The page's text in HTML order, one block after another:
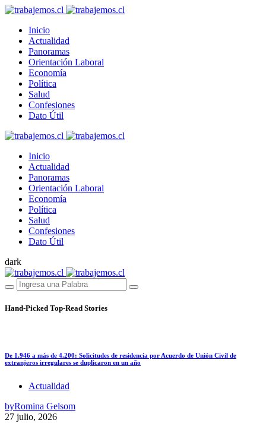
Inicio
Actualidad
Panoramas
Orientación Laboral
Economía
Política
Salud
Confesiones
Dato Útil
Inicio
Actualidad
Panoramas
Orientación Laboral
Economía
Política
Salud
Confesiones
Dato Útil
dark
Hand-Picked Top-Read Stories
De 1.946 a más de 4.200: Solicitudes de residencia por Acuerdo de Unión Civil de
extranjeros irregulares se duplicaron en un año
Actualidad
byRomina Gelsom
27 julio, 2026